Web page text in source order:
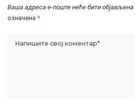
Ваша адреса е-поште неће бити објављена.
означена *